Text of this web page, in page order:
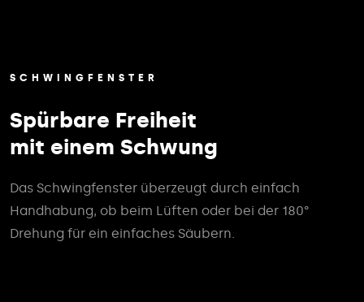
SCHWINGFENSTER
Spürbare Freiheit
mit einem Schwung
Das Schwingfenster überzeugt durch einfach
Handhabung, ob beim Lüften oder bei der 180°
Drehung für ein einfaches Säubern.